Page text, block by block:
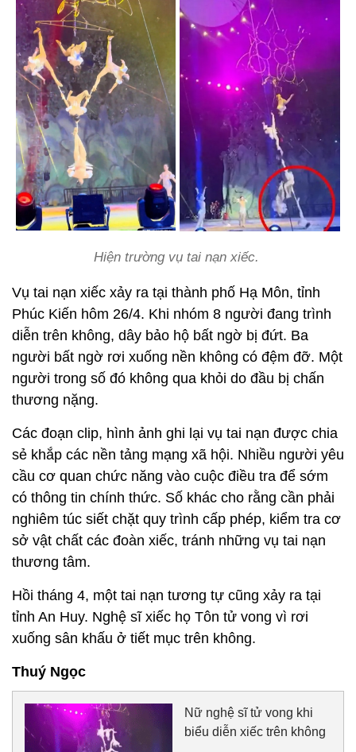
Hiện trường vụ tai nạn xiếc.
Vụ tai nạn xiếc xảy ra tại thành phố Hạ Môn, tỉnh
Phúc Kiến hôm 26/4. Khi nhóm 8 người đang trình
diễn trên không, dây bảo hộ bất ngờ bị đứt. Ba
người bất ngờ rơi xuống nền không có đệm đỡ. Một
người trong số đó không qua khỏi do đầu bị chấn
thương nặng.
Các đoạn clip, hình ảnh ghi lại vụ tai nạn được chia
sẻ khắp các nền tảng mạng xã hội. Nhiều người yêu
cầu cơ quan chức năng vào cuộc điều tra để sớm
có thông tin chính thức. Số khác cho rằng cần phải
nghiêm túc siết chặt quy trình cấp phép, kiểm tra cơ
sở vật chất các đoàn xiếc, tránh những vụ tai nạn
thương tâm.
Hồi tháng 4, một tai nạn tương tự cũng xảy ra tại
tỉnh An Huy. Nghệ sĩ xiếc họ Tôn tử vong vì rơi
xuống sân khấu ở tiết mục trên không.
Thuý Ngọc
Nữ nghệ sĩ tử vong khi
biểu diễn xiếc trên không